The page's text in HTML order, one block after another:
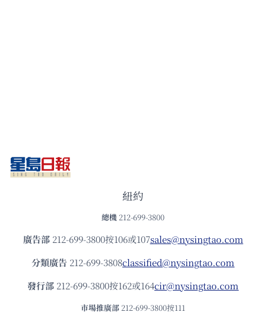
紐約
總機 212-699-3800
廣告部212-699-3800按106或107sales@nysingtao.com
分類廣告 212-699-3808classified@nysingtao.com
發⾏部 212-699-3800按162或164cir@nysingtao.com
市場推廣部 212-699-3800按111